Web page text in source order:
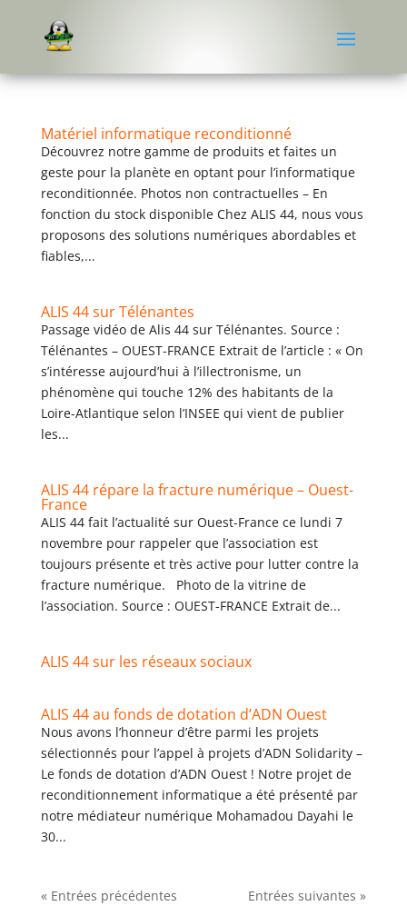
Matériel informatique reconditionné
Découvrez notre gamme de produits et faites un
geste pour la planète en optant pour l’informatique
reconditionnée. Photos non contractuelles – En
fonction du stock disponible Chez ALIS 44, nous vous
proposons des solutions numériques abordables et
fiables,...
ALIS 44 sur Télénantes
Passage vidéo de Alis 44 sur Télénantes. Source :
Télénantes – OUEST-FRANCE Extrait de l’article : « On
s’intéresse aujourd’hui à l’illectronisme, un
phénomène qui touche 12% des habitants de la
Loire-Atlantique selon l’INSEE qui vient de publier
les...
ALIS 44 répare la fracture numérique – Ouest-
France
ALIS 44 fait l’actualité sur Ouest-France ce lundi 7
novembre pour rappeler que l’association est
toujours présente et très active pour lutter contre la
fracture numérique. Photo de la vitrine de
l’association. Source : OUEST-FRANCE Extrait de...
ALIS 44 sur les réseaux sociaux
ALIS 44 au fonds de dotation d’ADN Ouest
Nous avons l’honneur d’être parmi les projets
sélectionnés pour l’appel à projets d’ADN Solidarity –
Le fonds de dotation d’ADN Ouest ! Notre projet de
reconditionnement informatique a été présenté par
notre médiateur numérique Mohamadou Dayahi le
30...
« Entrées précédentes
Entrées suivantes »